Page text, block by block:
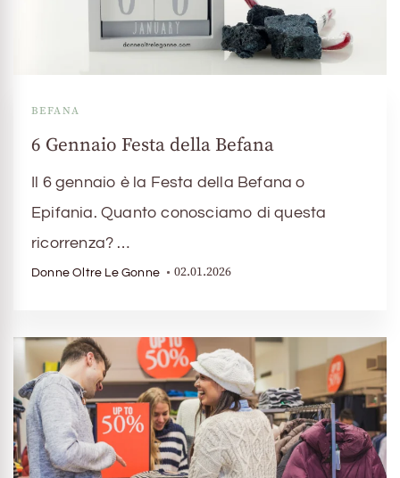
BEFANA
6 Gennaio Festa della Befana
Il 6 gennaio è la Festa della Befana o
Epifania. Quanto conosciamo di questa
ricorrenza? …
Donne Oltre Le Gonne 02.01.2026